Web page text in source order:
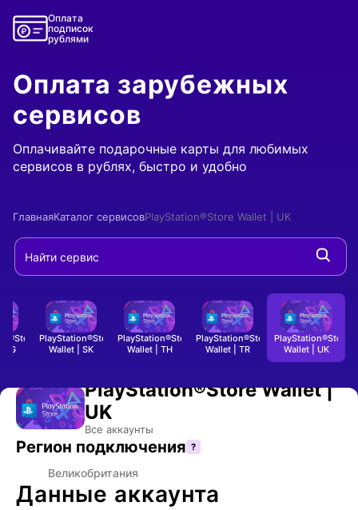
Оплата
подписок
рублями
Оплата зарубежных
сервисов
Оплачивайте подарочные карты для любимых
сервисов в рублях, быстро и удобно
ГлавнаяКаталог сервисовPlayStation®Store Wallet | UK
- Оплата подарочной карты
- Оплата подарочной карты- Оплата подарочной
-
SG
PlayStation®Store
Wallet | SK
PlayStation®Store
Wallet | TH
PlayStation®Store
Wallet | TR
PlayStation®Store
Wallet | UK
PlayStation®Store Wallet |
UK
Все аккаунты
Регион подключения ?
Великобритания
Данные аккаунта